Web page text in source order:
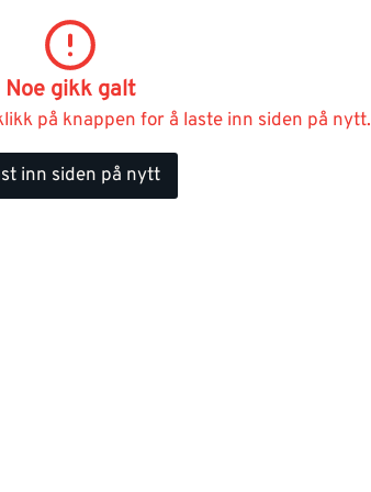
Noe gikk galt
på knappen for å laste inn siden på nytt.
inn siden på nytt